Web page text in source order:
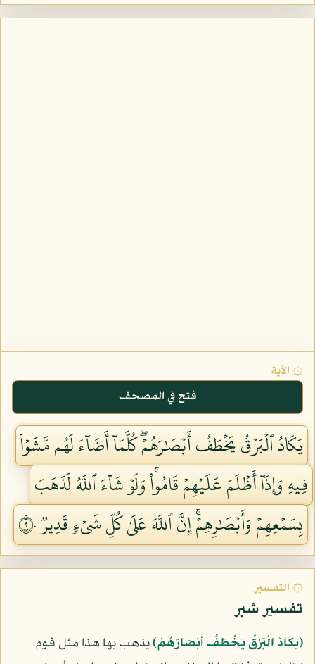
۞ الآية
فتح في المصحف
يَكَادُ ٱلۡبَرۡقُ يَخۡطَفُ أَبۡصَٰرَهُمۡۖ كُلَّمَآ أَضَآءَ لَهُم مَّشَوۡاْ
فِيهِ وَإِذَآ أَظۡلَمَ عَلَيۡهِمۡ قَامُواْۚ وَلَوۡ شَآءَ ٱللَّهُ لَذَهَبَ
بِسَمۡعِهِمۡ وَأَبۡصَٰرِهِمۡۚ إِنَّ ٱللَّهَ عَلَىٰ كُلِّ شَيۡءٖ قَدِيرٞ ٢٠
۞ التفسير
تفسير شبر
﴿يَكَادُ الْبَرْقُ يَخْطَفُ أَبْصَارَهُمْ﴾يذهب بها هذا مثل قوم